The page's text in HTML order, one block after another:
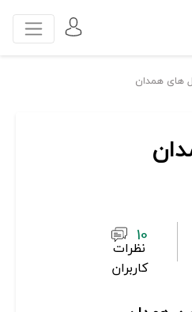
های همدان
10
نظرات
کاربران